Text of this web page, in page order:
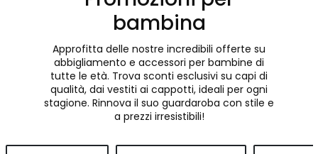
Totale
Continua Inizio ordine
bambina
Approfitta delle nostre incredibili offerte su
abbigliamento e accessori per bambine di
tutte le età. Trova sconti esclusivi su capi di
qualità, dai vestiti ai cappotti, ideali per ogni
stagione. Rinnova il suo guardaroba con stile e
a prezzi irresistibili!